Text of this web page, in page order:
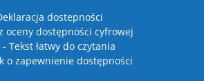
dostepności
oceny dostępności cyfrowej
- Tekst łatwy do czytania
o zapewnienie dostępności